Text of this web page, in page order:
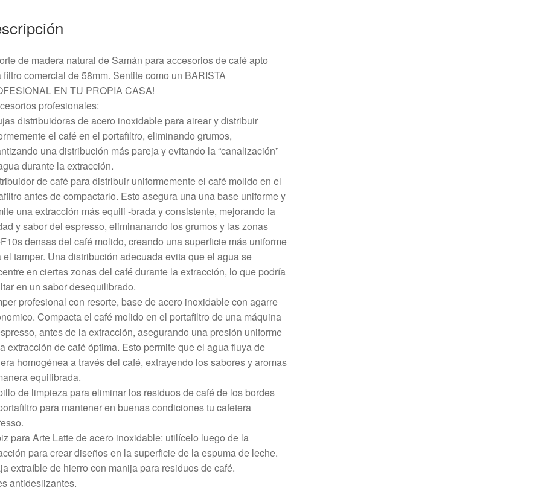
de madera natural de Samán para accesorios de café apto
filtro comercial de 58mm. Sentite como un BARISTA
EN TU PROPIA CASA!
profesionales:
distribuidoras de acero inoxidable para airear y distribuir
el café en el portafiltro, eliminando grumos,
una distribución más pareja y evitando la “canalización”
durante la extracción.
de café para distribuir uniformemente el café molido en el
antes de compactarlo. Esto asegura una una base uniforme y
una extracción más equili -brada y consistente, mejorando la
y sabor del espresso, eliminanando los grumos y las zonas
densas del café molido, creando una superficie más uniforme
el tamper. Una distribución adecuada evita que el agua se
en ciertas zonas del café durante la extracción, lo que podría
en un sabor desequilibrado.
profesional con resorte, base de acero inoxidable con agarre
Compacta el café molido en el portafiltro de una máquina
antes de la extracción, asegurando una presión uniforme
extracción de café óptima. Esto permite que el agua fluya de
homogénea a través del café, extrayendo los sabores y aromas
equilibrada.
de limpieza para eliminar los residuos de café de los bordes
para mantener en buenas condiciones tu cafetera
para Arte Latte de acero inoxidable: utilícelo luego de la
para crear diseños en la superficie de la espuma de leche.
extraíble de hierro con manija para residuos de café.
antideslizantes.